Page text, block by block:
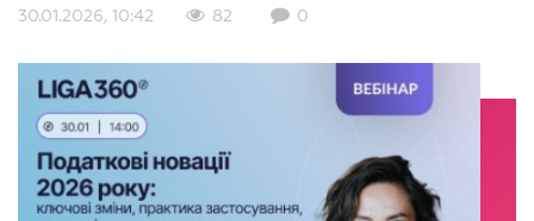
30.01.2026, 10:42 82 0